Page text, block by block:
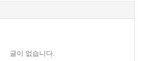
글이 없습니다.